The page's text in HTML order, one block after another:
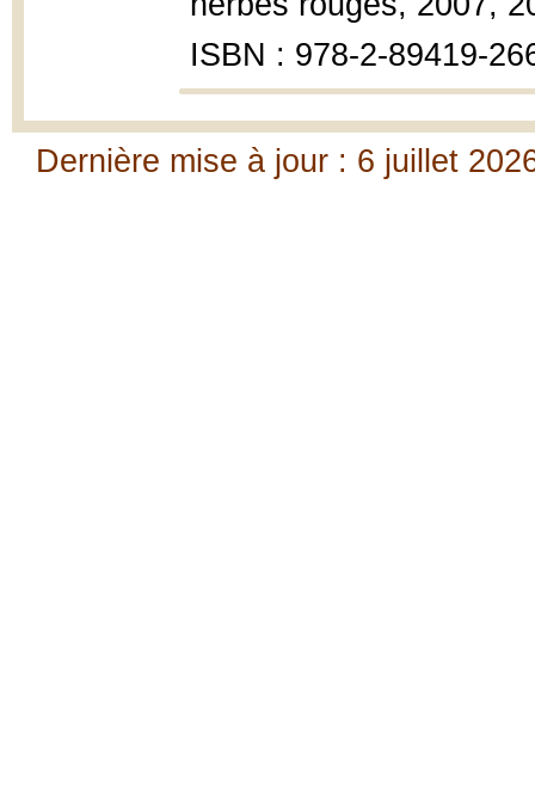
ISBN : 978-2-89419-
Dernière mise à jour : 6 juillet